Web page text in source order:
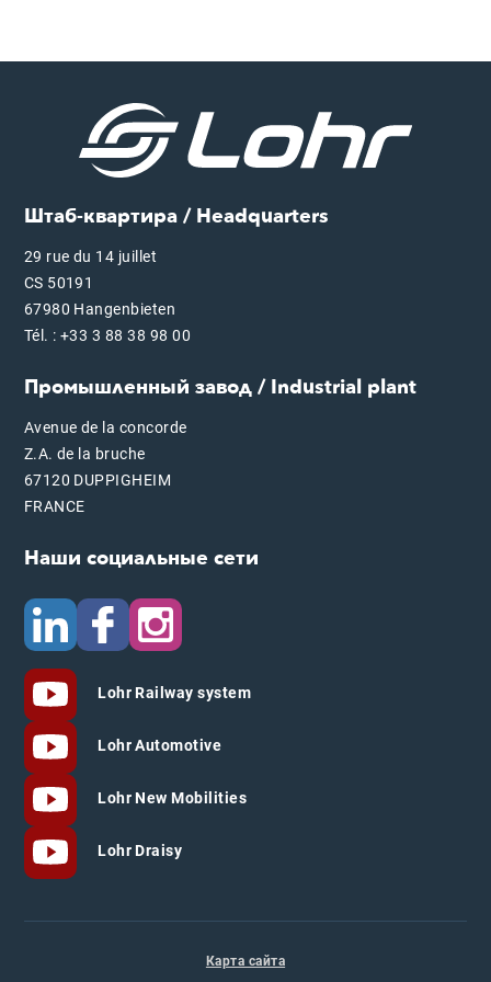
Штаб-квартира / Headquarters
29 rue du 14 juillet
CS 50191
67980 Hangenbieten
Tél. : +33 3 88 38 98 00
Промышленный завод / Industrial plant
Avenue de la concorde
Z.A. de la bruche
67120 DUPPIGHEIM
FRANCE
Наши социальные сети
Lohr Railway system
Lohr Automotive
Lohr New Mobilities
Lohr Draisy
Карта сайта